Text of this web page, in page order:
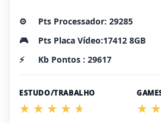
⚙️
Pts Processador: 29285
🎮
Pts Placa Vídeo:17412 8GB
⚡
Kb Pontos : 29617
ESTUDO/TRABALHO